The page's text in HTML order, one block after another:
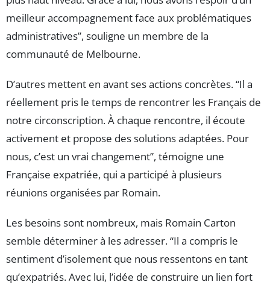
meilleur accompagnement face aux problématiques
administratives”, souligne un membre de la
communauté de Melbourne.
D’autres mettent en avant ses actions concrètes. “Il a
réellement pris le temps de rencontrer les Français de
notre circonscription. À chaque rencontre, il écoute
activement et propose des solutions adaptées. Pour
nous, c’est un vrai changement”, témoigne une
Française expatriée, qui a participé à plusieurs
réunions organisées par Romain.
Les besoins sont nombreux, mais Romain Carton
semble déterminer à les adresser. “Il a compris le
sentiment d’isolement que nous ressentons en tant
qu’expatriés. Avec lui, l’idée de construire un lien fort